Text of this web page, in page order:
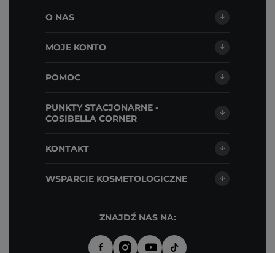
O NAS
MOJE KONTO
POMOC
PUNKTY STACJONARNE -
COSIBELLA CORNER
KONTAKT
WSPARCIE KOSMETOLOGICZNE
ZNAJDŹ NAS NA: